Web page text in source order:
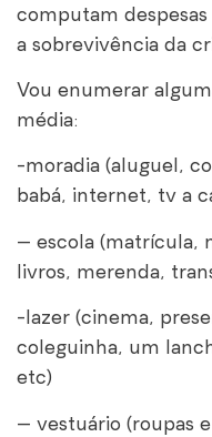
computam
a sobrevivência da
Vou enumerar
média:
-moradia (aluguel,
babá, internet, tv a
– escola (matrícula,
livros, merenda,
-lazer (cinema,
coleguinha, um
etc)
– vestuário (roupas